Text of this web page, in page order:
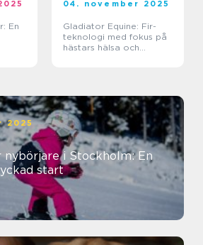
En
04. november 2025
Gladiator Equine: Fir-
teknologi med fokus på
hästars hälsa och
2025
nybörjare i Stockholm: En
start